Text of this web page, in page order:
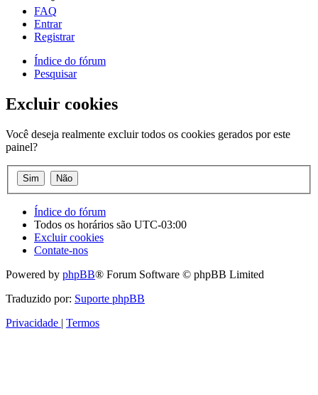
FAQ
Entrar
Registrar
Índice do fórum
Pesquisar
Excluir cookies
Você deseja realmente excluir todos os cookies gerados por este
painel?
Índice do fórum
Todos os horários são UTC-03:00
Excluir cookies
Contate-nos
Powered by phpBB® Forum Software © phpBB Limited
Traduzido por: Suporte phpBB
Privacidade | Termos